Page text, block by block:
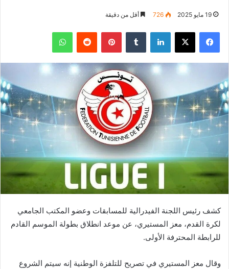
19 مايو 2025 726 أقل من دقيقة
فيسبوك ‫X لينكدإن بينتيريست واتساب
كشف رئيس اللجنة الفيدرالية للمسابقات وعضو المكتب الجامعي
لكرة القدم، معز المستيري، عن موعد انطلاق بطولة الموسم القادم
للرابطة المحترفة الأولى.
وقال معز المستيري في تصريح للتلفزة الوطنية إنه سيتم الشروع